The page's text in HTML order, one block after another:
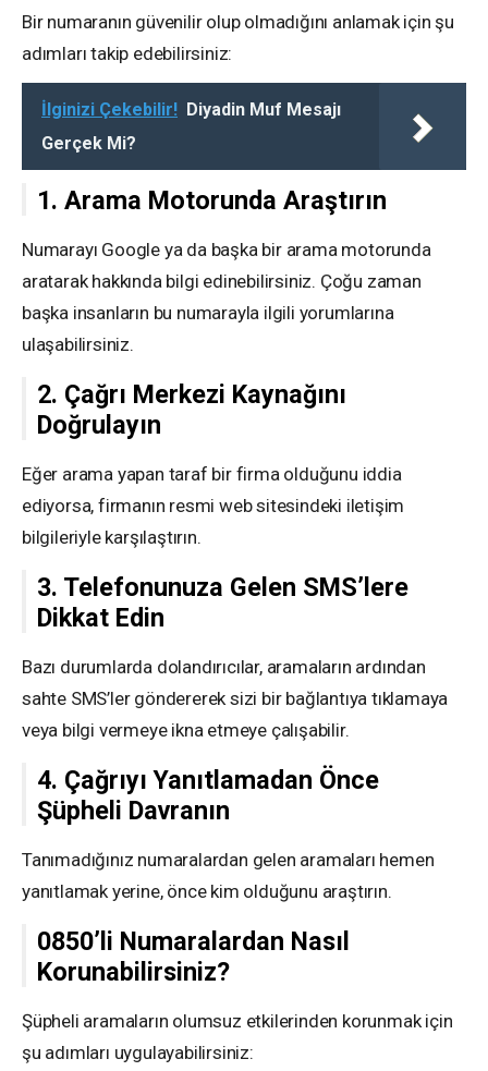
Bir numaranın güvenilir olup olmadığını anlamak için şu
adımları takip edebilirsiniz:
İlginizi Çekebilir! Diyadin Muf Mesajı
Gerçek Mi?
1. Arama Motorunda Araştırın
Numarayı Google ya da başka bir arama motorunda
aratarak hakkında bilgi edinebilirsiniz. Çoğu zaman
başka insanların bu numarayla ilgili yorumlarına
ulaşabilirsiniz.
2. Çağrı Merkezi Kaynağını
Doğrulayın
Eğer arama yapan taraf bir firma olduğunu iddia
ediyorsa, firmanın resmi web sitesindeki iletişim
bilgileriyle karşılaştırın.
3. Telefonunuza Gelen SMS’lere
Dikkat Edin
Bazı durumlarda dolandırıcılar, aramaların ardından
sahte SMS’ler göndererek sizi bir bağlantıya tıklamaya
veya bilgi vermeye ikna etmeye çalışabilir.
4. Çağrıyı Yanıtlamadan Önce
Şüpheli Davranın
Tanımadığınız numaralardan gelen aramaları hemen
yanıtlamak yerine, önce kim olduğunu araştırın.
0850’li Numaralardan Nasıl
Korunabilirsiniz?
Şüpheli aramaların olumsuz etkilerinden korunmak için
şu adımları uygulayabilirsiniz: